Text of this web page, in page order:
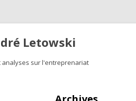
Letowski
analyses sur l'entreprenariat